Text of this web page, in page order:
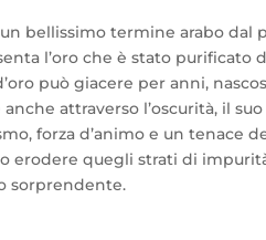
un bellissimo termine arabo dal
l’oro che è stato purificato
può giacere per anni,
attraverso l’oscurità, il
forza d’animo e un tenace
erodere quegli strati di
sorprendente.